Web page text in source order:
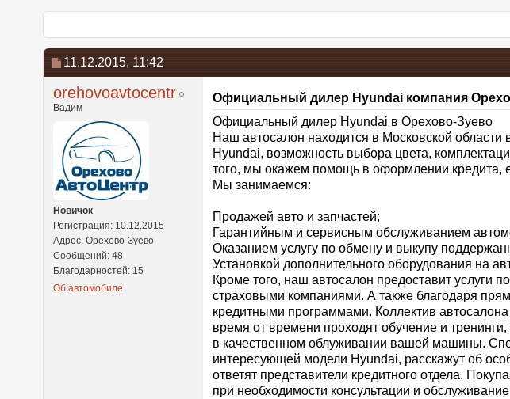
11.12.2015, 11:42
orehovoavtocentr
Вадим
Новичок
Регистрация: 10.12.2015
Адрес: Орехово-Зуево
Сообщений: 48
Благодарностей: 15
Об автомобиле
Официальный дилер Hyundai компания
Официальный дилер Hyundai в Орехово-Зуево
Наш автосалон находится в Московской
Hyundai, возможность выбора цвета,
того, мы окажем помощь в оформлении кредита,
Мы занимаемся:
Продажей авто и запчастей;
Гарантийным и сервисным обслуживанием
Оказанием услугу по обмену и выкупу
Установкой дополнительного оборудования на
Кроме того, наш автосалон предоставит услуги
страховыми компаниями. А также благодаря
кредитными программами. Коллектив
время от времени проходят обучение и
в качественном облуживании вашей машины.
интересующей модели Hyundai, расскажут об
ответят представители кредитного отдела.
при необходимости консультации и